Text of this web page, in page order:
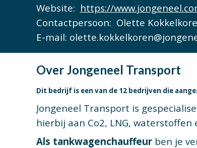
Website: https://
Contactpersoon: Olette
E-mail:
Over Jongeneel Transport
Dit bedrijf is een van de 12 bedrijven die
Jongeneel Transport is
hierbij aan Co2, LNG, waterstoffen
Als tankwagenchauffeur ben je